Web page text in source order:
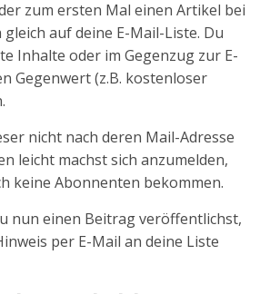
zum ersten Mal einen Artikel bei
auf deine E-Mail-Liste. Du
Inhalte oder im Gegenzug zur E-
Gegenwert (z.B. kostenloser
nicht nach deren Mail-Adresse
leicht machst sich anzumelden,
keine Abonnenten bekommen.
nun einen Beitrag veröffentlichst,
per E-Mail an deine Liste